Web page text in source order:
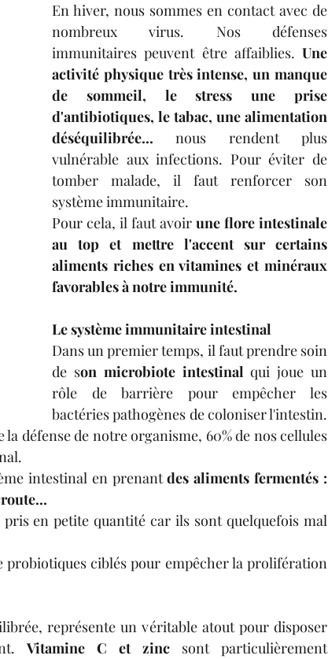
En hiver, nous sommes en contact avec de
nombreux virus. Nos défenses
immunitaires peuvent être affaiblies. Une
activité physique très intense, un manque
de sommeil, le stress une prise
d'antibiotiques, le tabac, une alimentation
déséquilibrée... nous rendent plus
vulnérable aux infections. Pour éviter de
tomber malade, il faut renforcer son
système immunitaire.
Pour cela, il faut avoir une flore intestinale
au top et mettre l'accent sur certains
aliments riches en vitamines et minéraux
favorables à notre immunité.
Le système immunitaire intestinal
Dans un premier temps, il faut prendre soin
de son microbiote intestinal qui joue un
rôle de barrière pour empêcher les
bactéries pathogènes de coloniser l'intestin.
défense de notre organisme, 60% de nos cellules
intestinal en prenant des aliments fermentés :
en petite quantité car ils sont quelquefois mal
probiotiques ciblés pour empêcher la prolifération
représente un véritable atout pour disposer
Vitamine C et zinc sont particulièrement